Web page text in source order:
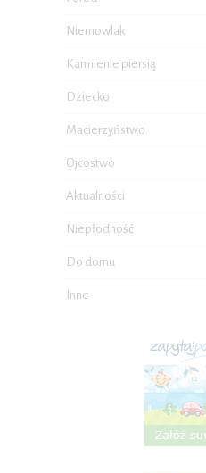
Niemowlak
Karmienie piersią
Dziecko
Macierzyństwo
Ojcostwo
Aktualności
Niepłodność
Do domu
Inne